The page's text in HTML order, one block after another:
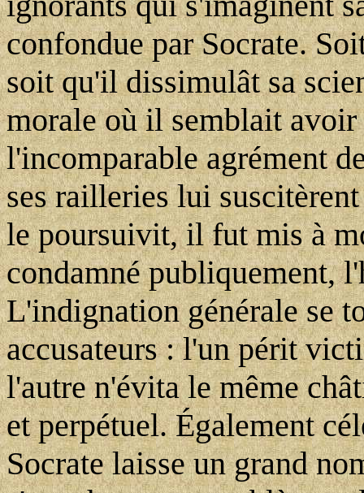
confondue par Socrate.
soit qu'il dissimulât sa
morale où il semblait avoir
l'incomparable agrément
ses railleries lui
le poursuivit, il fut mis à
condamné publiquement,
L'indignation générale se
accusateurs : l'un périt
l'autre n'évita le même
et perpétuel. Également
Socrate laisse un grand